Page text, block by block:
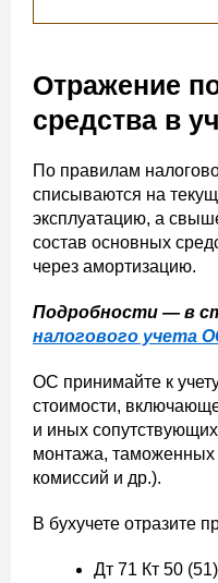
Отражение
средства в
По правилам
списываются на
эксплуатацию, а
состав основных
через амортизацию.
Подробности — в
налогового учета
ОС принимайте к
стоимости,
и иных
монтажа, таможенных
комиссий и др.).
В бухучете отразите
Дт 71 Кт 50